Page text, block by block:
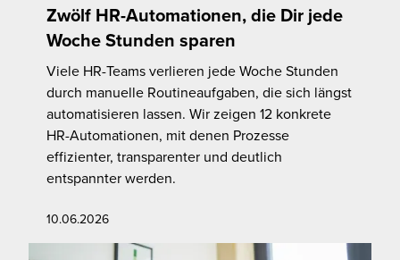
Zwölf HR-Automationen, die Dir jede
Woche Stunden sparen
Viele HR-Teams verlieren jede Woche Stunden
durch manuelle Routineaufgaben, die sich längst
automatisieren lassen. Wir zeigen 12 konkrete
HR-Automationen, mit denen Prozesse
effizienter, transparenter und deutlich
entspannter werden.
10.06.2026